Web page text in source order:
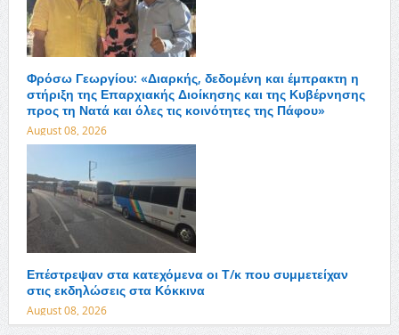
Φρόσω Γεωργίου: «Διαρκής, δεδομένη και έμπρακτη η
στήριξη της Επαρχιακής Διοίκησης και της Κυβέρνησης
προς τη Νατά και όλες τις κοινότητες της Πάφου»
August 08, 2026
Επέστρεψαν στα κατεχόμενα οι Τ/κ που συμμετείχαν
στις εκδηλώσεις στα Κόκκινα
August 08, 2026